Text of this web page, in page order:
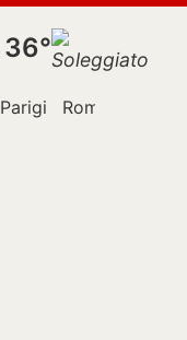
36°
Parigi Roma